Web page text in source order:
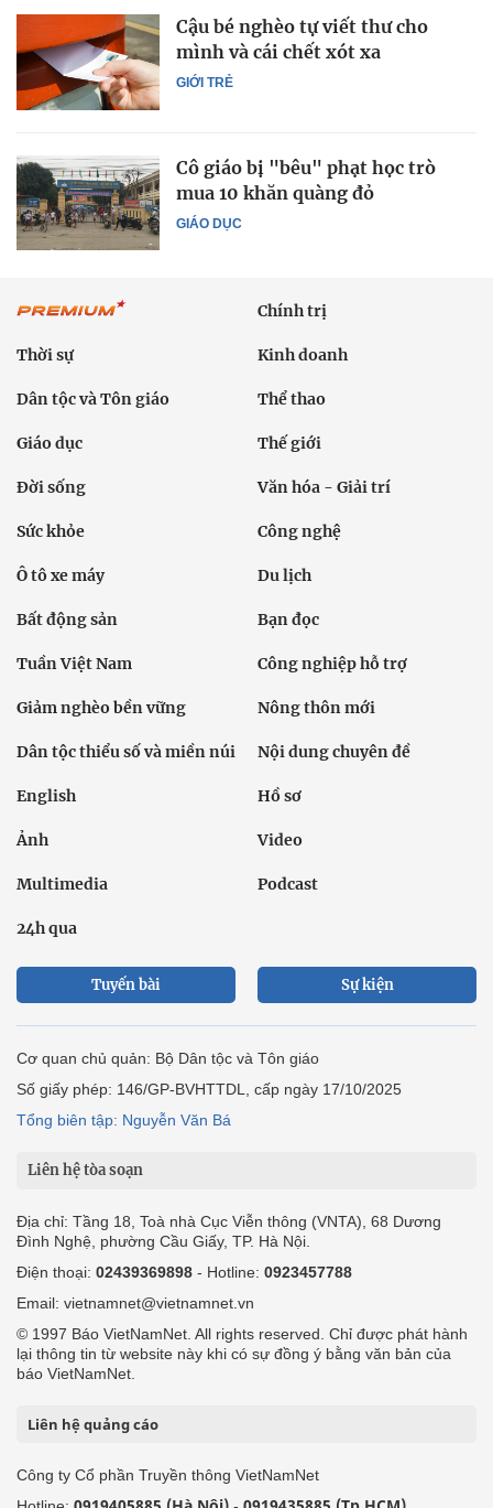
GIỚI TRẺ
Cậu bé nghèo tự viết thư cho
mình và cái chết xót xa
GIÁO DỤC
Cô giáo bị "bêu" phạt học trò
mua 10 khăn quàng đỏ
Chính trị
Thời sự Kinh doanh
Dân tộc và Tôn giáo Thể thao
Giáo dục Thế giới
Đời sống Văn hóa - Giải trí
Sức khỏe Công nghệ
Ô tô xe máy Du lịch
Bất động sản Bạn đọc
Tuần Việt Nam Công nghiệp hỗ trợ
Giảm nghèo bền vững Nông thôn mới
Dân tộc thiểu số và miền núi Nội dung chuyên đề
English Hồ sơ
Ảnh Video
Multimedia Podcast
24h qua
Tuyến bài Sự kiện
Cơ quan chủ quản: Bộ Dân tộc và Tôn giáo
Số giấy phép: 146/GP-BVHTTDL, cấp ngày 17/10/2025
Tổng biên tập: Nguyễn Văn Bá
Liên hệ tòa soạn
Địa chỉ: Tầng 18, Toà nhà Cục Viễn thông (VNTA), 68 Dương
Đình Nghệ, phường Cầu Giấy, TP. Hà Nội.
Điện thoại: 02439369898 - Hotline: 0923457788
Email: vietnamnet@vietnamnet.vn
© 1997 Báo VietNamNet. All rights reserved. Chỉ được phát hành
lại thông tin từ website này khi có sự đồng ý bằng văn bản của
báo VietNamNet.
Liên hệ quảng cáo
Công ty Cổ phần Truyền thông VietNamNet